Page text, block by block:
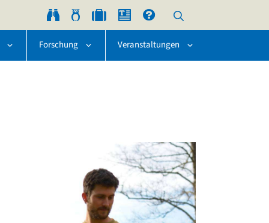
Forschung Veranstaltungen